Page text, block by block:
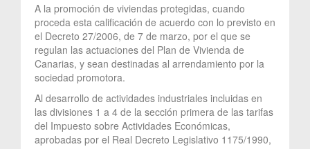
A la promoción de viviendas protegidas, cuando
proceda esta calificación de acuerdo con lo previsto en
el Decreto 27/2006, de 7 de marzo, por el que se
regulan las actuaciones del Plan de Vivienda de
Canarias, y sean destinadas al arrendamiento por la
sociedad promotora.
Al desarrollo de actividades industriales incluidas en
las divisiones 1 a 4 de la sección primera de las tarifas
del Impuesto sobre Actividades Económicas,
aprobadas por el Real Decreto Legislativo 1175/1990,